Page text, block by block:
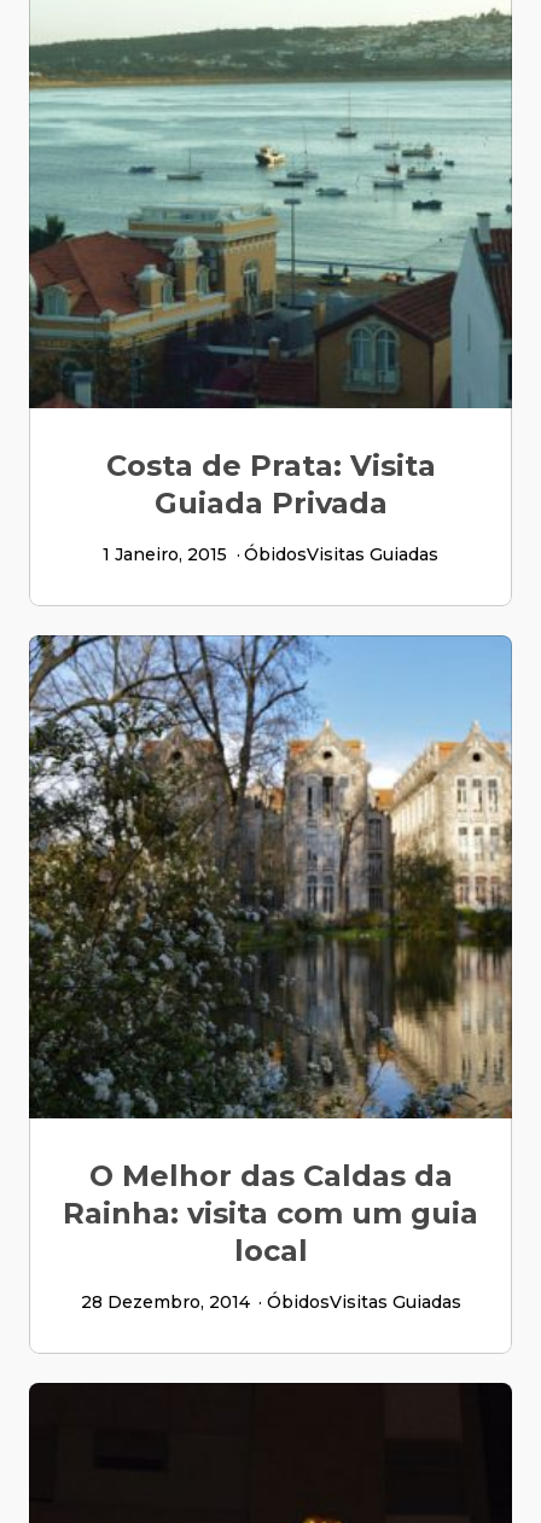
Costa de Prata: Visita
Guiada Privada
1 Janeiro, 2015 ÓbidosVisitas Guiadas
O Melhor das Caldas da
Rainha: visita com um guia
local
28 Dezembro, 2014 ÓbidosVisitas Guiadas